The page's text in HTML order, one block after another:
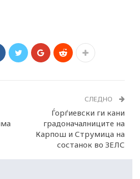
СЛЕДНО
Ѓорѓиевски ги кани
градoначалниците на
Карпош и Струмица на
состанок во ЗЕЛС